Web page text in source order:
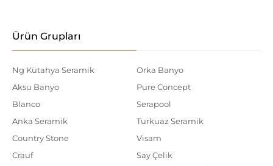
Ürün Grupları
Ng Kütahya Seramik
Aksu Banyo
Blanco
Anka Seramik
Country Stone
Crauf
Orka Banyo
Pure Concept
Serapool
Turkuaz Seramik
Visam
Say Çelik